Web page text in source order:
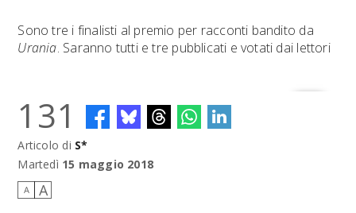
Sono tre i finalisti al premio per racconti bandito da
Urania. Saranno tutti e tre pubblicati e votati dai lettori
131
Articolo di S*
Martedì 15 maggio 2018
A A